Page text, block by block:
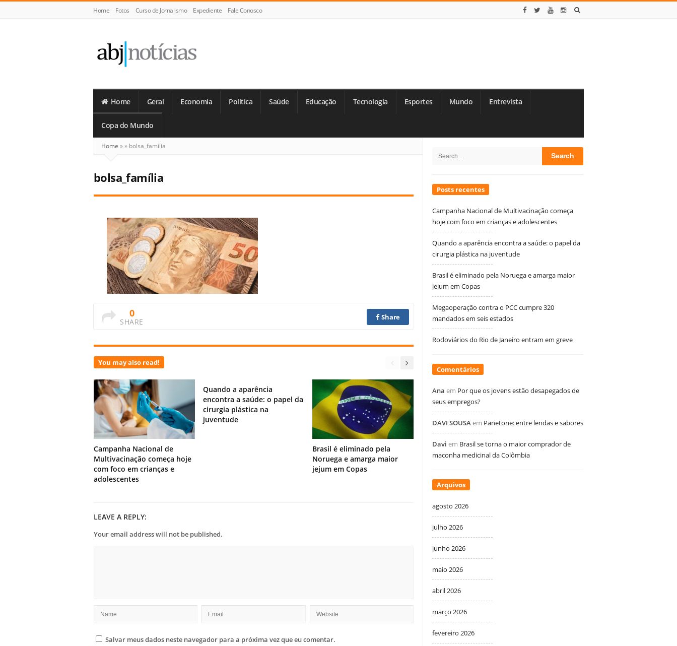
Home Fotos Curso de Jornalismo Expediente Fale Conosco
Notícias
Home Geral Economia Política Saúde Educação Tecnologia Esportes Mundo Entrevista
Copa do Mundo
Home »» bolsa_família
bolsa_família
0
SHARE
Share
You may also read!
Campanha Nacional de
Multivacinação começa hoje
com foco em crianças e
adolescentes
Quando a aparência
encontra a saúde: o papel da
cirurgia plástica na
juventude
Brasil é eliminado pela
Noruega e amarga maior
jejum em Copas
LEAVE A REPLY:
Your email address will not be published.
Salvar meus dados neste navegador para a próxima vez que eu comentar.
Sidebar
Search
Posts recentes
Campanha Nacional de Multivacinação começa
hoje com foco em crianças e adolescentes
Quando a aparência encontra a saúde: o papel da
cirurgia plástica na juventude
Brasil é eliminado pela Noruega e amarga maior
jejum em Copas
Megaoperação contra o PCC cumpre 320
mandados em seis estados
Rodoviários do Rio de Janeiro entram em greve
Comentários
Ana em Por que os jovens estão desapegados de
seus empregos?
DAVI SOUSAem Panetone: entre lendas e sabores
Davi em Brasil se torna o maior comprador de
maconha medicinal da Colômbia
Arquivos
agosto 2026
julho 2026
junho 2026
maio 2026
abril 2026
março 2026
fevereiro 2026